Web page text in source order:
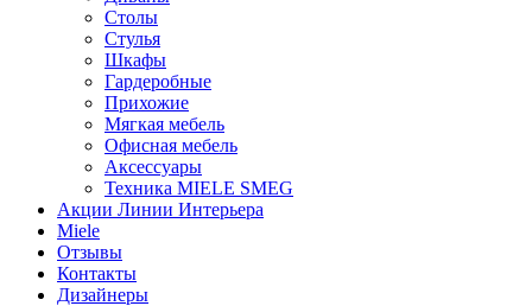
Столы
Стулья
Шкафы
Гардеробные
Прихожие
Мягкая мебель
Офисная мебель
Аксессуары
Техника MIELE SMEG
Акции Линии Интерьера
Miele
Отзывы
Контакты
Дизайнеры